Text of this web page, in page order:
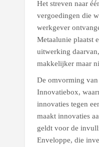
Het streven naar
vergoedingen die
werkgever
Metaalunie plaatst
uitwerking
makkelijker maar
De omvorming
Innovatiebox,
innovaties tegen
maakt innovaties
geldt voor de
Enveloppe, die